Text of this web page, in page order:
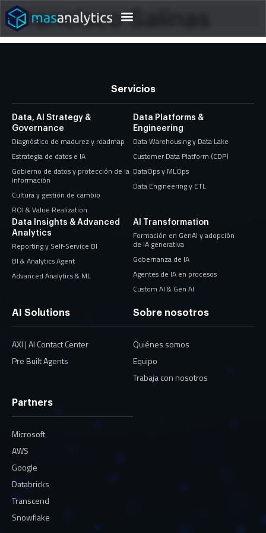
Francisco Salinas
Servicios
Data, AI Strategy &
Governance
Diagnóstico de madurez y roadmap
Estrategia de datos e IA
Gobierno de datos y protección de la
información
Cultura y gestión de cambio
ROI & Value Realization
Data Platforms &
Engineering
Data Warehousing y Data Lake
Customer Data Platform (CDP)
DataOps y MLOps
Data Engineering y ETL
Data Insights & Advanced
Analytics
Reporting y Self-Service BI
BI & Analytics Agent
Advanced Analytics & ML
AI Transformation
Formación en GenAI y adopción
de IA generativa
Gobernanza de IA
Agentes de IA en procesos
Custom AI & Gen AI
AI Solutions
AXI | AI Contact Center
Pre Built Agents
Sobre nosotros
Quiénes somos
Equipo
Trabaja con nosotros
Partners
Microsoft
AWS
Google
Databricks
Transcend
Snowflake